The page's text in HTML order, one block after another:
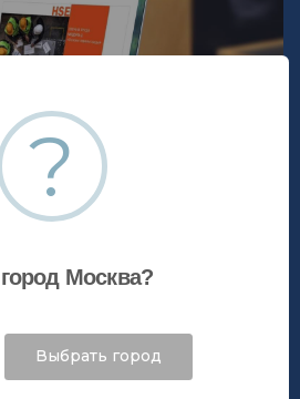
дистанционного обучения
?
Москва?
Выбрать город